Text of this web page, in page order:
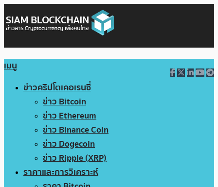
เมนู
ข่าวคริปโตเคอเรนซี่
ข่าว Bitcoin
ข่าว Ethereum
ข่าว Binance Coin
ข่าว Dogecoin
ข่าว Ripple (XRP)
ราคาและการวิเคราะห์